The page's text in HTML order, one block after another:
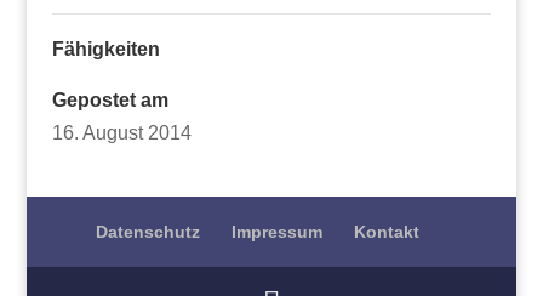
Fähigkeiten
Gepostet am
16. August 2014
Datenschutz Impressum Kontakt